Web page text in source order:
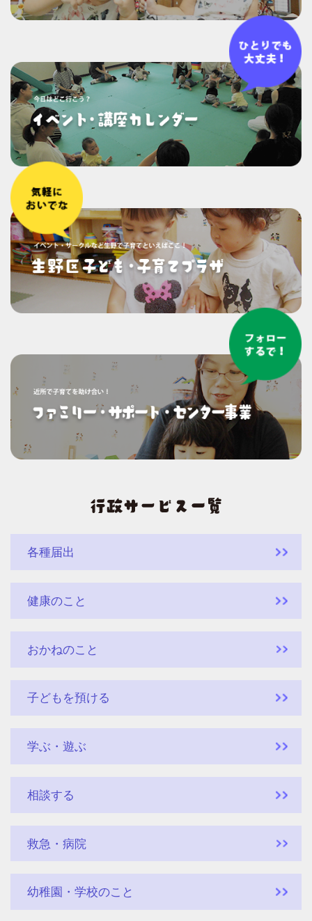
各種届出
健康のこと
おかねのこと
子どもを預ける
学ぶ・遊ぶ
相談する
救急・病院
幼稚園・学校のこと